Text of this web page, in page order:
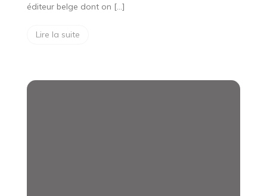
éditeur belge dont on […]
Lire la suite